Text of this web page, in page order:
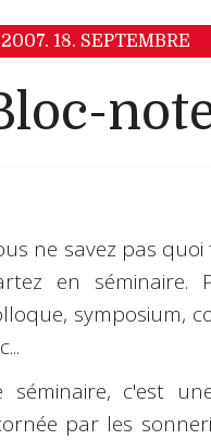
2007. 18. SEPTEMBRE
ne savez pas quoi
en séminaire.
symposium,
séminaire, c'est
par les